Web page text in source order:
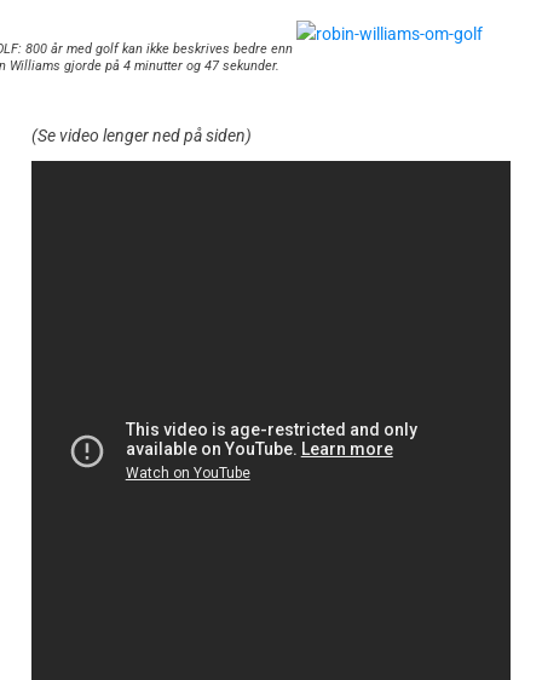
800 år med golf kan ikke beskrives bedre enn
Williams gjorde på 4 minutter og 47 sekunder.
(Se video lenger ned på siden)